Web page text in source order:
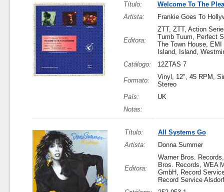
Título:
Welcome To The
Artista:
Frankie Goes To
Editora:
ZTT, ZTT, Action
Tumb Tuum, Perfect
The Town House, EMI
Island, Island,
Catálogo:
12ZTAS 7
Formato:
Vinyl, 12", 45 RPM,
Stereo
País:
UK
Notas:
Título:
All Systems Go
Artista:
Donna Summer
Editora:
Warner Bros.
Bros. Records, WEA
GmbH, Record
Record Service Alsdorf